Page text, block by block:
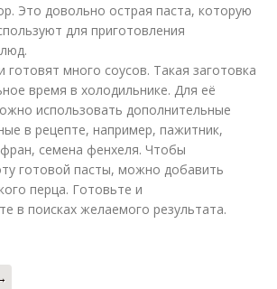
Это довольно острая паста, которую
для приготовления
готовят много соусов. Такая заготовка
время в холодильнике. Для её
использовать дополнительные
в рецепте, например, пажитник,
семена фенхеля. Чтобы
готовой пасты, можно добавить
перца. Готовьте и
в поисках желаемого результата.